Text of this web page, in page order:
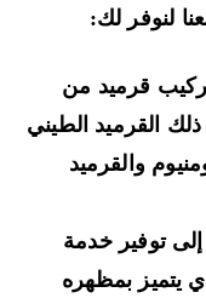
لك:
قرميد من
القرميد الطيني
والقرميد
توفير خدمة
بمظهره